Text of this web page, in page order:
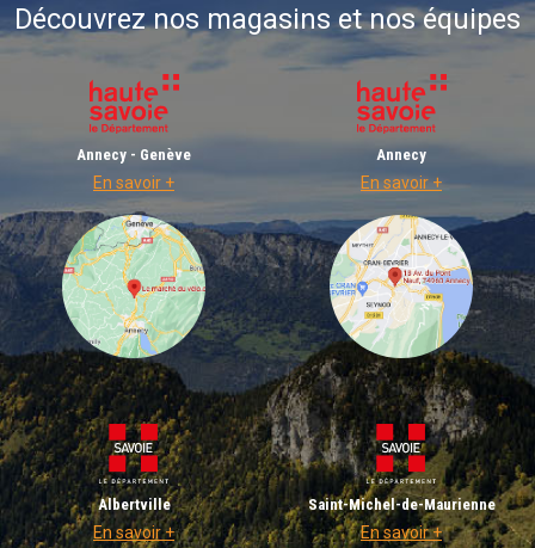
Découvrez nos magasins et nos équipes
Annecy - Genève
En savoir +
Annecy
En savoir +
Albertville
En savoir +
Saint-Michel-de-Maurienne
En savoir +